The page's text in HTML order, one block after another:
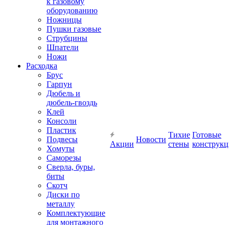
оборудованию
Ножницы
Пушки газовые
Струбцины
Шпатели
Ножи
Расходка
Брус
Гарпун
Дюбель и
дюбель-гвоздь
Клей
Консоли
Пластик
Подвесы
Хомуты
Саморезы
Сверла, буры,
биты
Скотч
Диски по
металлу
Комплектующие
для монтажного
Акции
Новости
Тихие
стены
Готовые